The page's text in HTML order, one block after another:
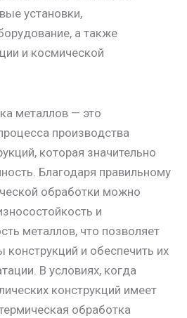
установки,
а также
и космической
металлов — это
производства
которая значительно
Благодаря правильному
обработки можно
и
металлов, что позволяет
и обеспечить их
В условиях, когда
конструкций имеет
обработка